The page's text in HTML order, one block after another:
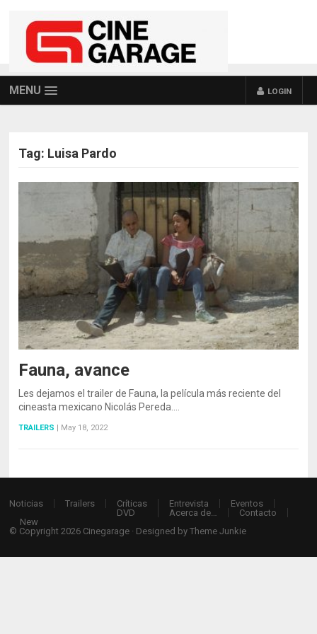
MENU LOGIN
Tag: Luisa Pardo
Fauna, avance
Les dejamos el trailer de Fauna, la película más reciente del
cineasta mexicano Nicolás Pereda.…
TRAILERS May 18, 2022
Noticias Trailers
Críticas
DVD
Entrevista
Eventos
Acerca de…
Contacto
New
© Copyright 2026 Cinegarage · Designed byTheme Junkie